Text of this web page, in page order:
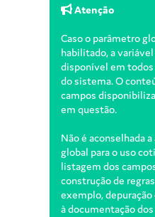
Atenção
Caso o parâmetro
habilitado, a
disponível em
do sistema. O
campos
em questão.
Não é aconselhada
global para o uso
listagem dos
construção de
exemplo, depuração
à documentação